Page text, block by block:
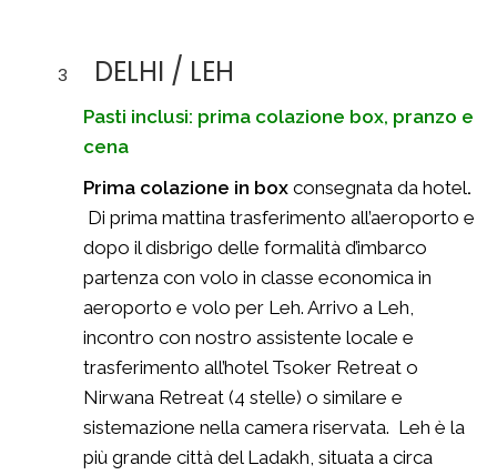
3 DELHI / LEH
Pasti inclusi: prima colazione box, pranzo e
cena
Prima colazione in box consegnata da hotel.
Di prima mattina trasferimento all’aeroporto e
dopo il disbrigo delle formalità d’imbarco
partenza con volo in classe economica in
aeroporto e volo per Leh. Arrivo a Leh,
incontro con nostro assistente locale e
trasferimento all’hotel Tsoker Retreat o
Nirwana Retreat (4 stelle) o similare e
sistemazione nella camera riservata. Leh è la
più grande città del Ladakh, situata a circa